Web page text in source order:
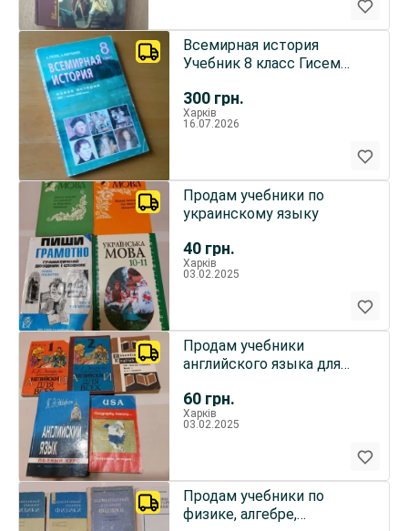
300 грн.
Всемирная история
Учебник 8 класс Гисем
Харків
16.07.2026
40 грн.
Продам учебники по
украинскому языку
Харків
03.02.2025
60 грн.
Продам учебники
английского языка для
Харків
03.02.2025
Продам учебники по
физике, алгебре,